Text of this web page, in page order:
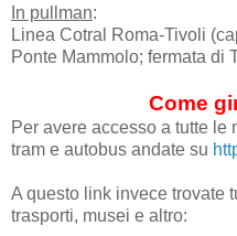
In pullman:
Linea Cotral Roma-Tivoli
Ponte Mammolo; fermata di
Come
Per avere accesso a tutte le
tram e autobus andate su
A questo link invece trovate
trasporti, musei e altro: